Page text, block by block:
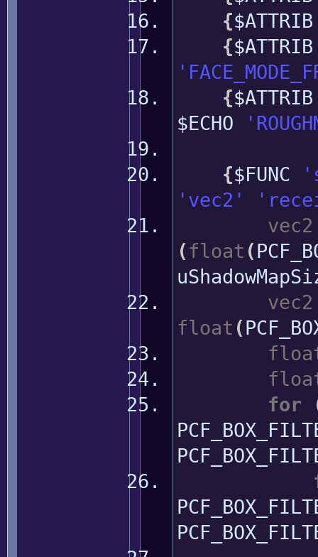
{
{
{
$ECHO
{$FUNC
'vec2'
vec2
(float (
vec2
float (
for